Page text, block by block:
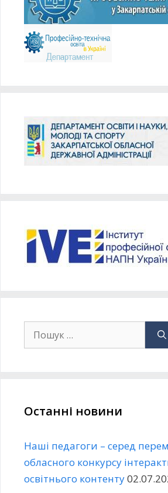
Останні новини
Наші педагоги – серед
обласного конкурсу
освітнього контенту